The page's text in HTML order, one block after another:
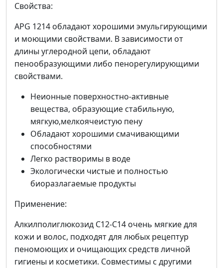
Свойства:
APG 1214 обладают хорошими эмульгирующими
и моющими свойствами. В зависимости от
длины углеродной цепи, обладают
пенообразующими либо пенорегулирующими
свойствами.
Неионные поверхностно-активные
вещества, образующие стабильную,
мягкую,мелкоячеистую пену
Обладают хорошими смачивающими
способностями
Легко растворимы в воде
Экологически чистые и полностью
биоразлагаемые продукты
Применение:
Алкилполиглюкозид С12-С14 очень мягкие для
кожи и волос, подходят для любых рецептур
пеномоющих и очищающих средств личной
гигиены и косметики. Совместимы с другими